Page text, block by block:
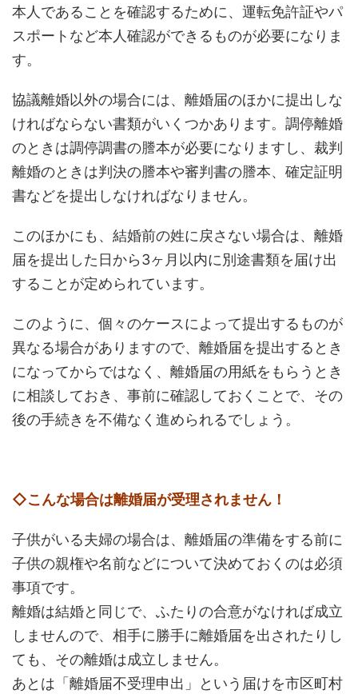
本人であることを確認するために、運転免許証やパ
スポートなど本人確認ができるものが必要になりま
す。
協議離婚以外の場合には、離婚届のほかに提出しな
ければならない書類がいくつかあります。調停離婚
のときは調停調書の謄本が必要になりますし、裁判
離婚のときは判決の謄本や審判書の謄本、確定証明
書などを提出しなければなりません。
このほかにも、結婚前の姓に戻さない場合は、離婚
届を提出した日から3ヶ月以内に別途書類を届け出
することが定められています。
このように、個々のケースによって提出するものが
異なる場合がありますので、離婚届を提出するとき
になってからではなく、離婚届の用紙をもらうとき
に相談しておき、事前に確認しておくことで、その
後の手続きを不備なく進められるでしょう。
◇こんな場合は離婚届が受理されません！
子供がいる夫婦の場合は、離婚届の準備をする前に
子供の親権や名前などについて決めておくのは必須
事項です。
離婚は結婚と同じで、ふたりの合意がなければ成立
しませんので、相手に勝手に離婚届を出されたりし
ても、その離婚は成立しません。
あとは「離婚届不受理申出」という届けを市区町村